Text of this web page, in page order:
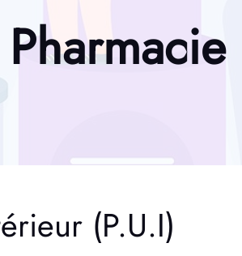
Pharmacie
(P.U.I)